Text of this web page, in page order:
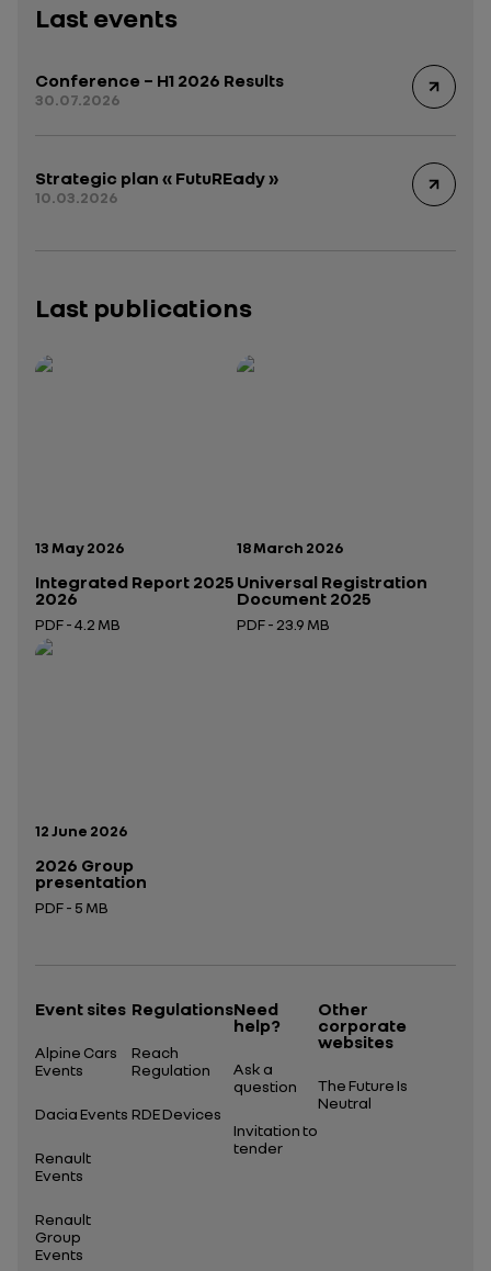
Last events
Conference – H1 2026 Results
30.07.2026
Strategic plan « FutuREady »
10.03.2026
Last publications
Publication date:
13 May 2026
Integrated Report 2025
2026
PDF - 4.2 MB
Open in a new tab
Publication date:
18 March 2026
Universal Registration
Document 2025
PDF - 23.9 MB
Publication date:
12 June 2026
2026 Group
presentation
PDF - 5 MB
Event sites
Alpine Cars
Events
Dacia Events
Renault
Events
Renault
Group
Events
Regulations
Reach
Regulation
RDE Devices
Need
help?
Ask a
question
Invitation to
tender
Other
corporate
websites
The Future Is
Neutral